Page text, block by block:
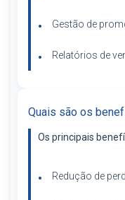
Gestão de
Relatórios de
Quais são os
Os principais
Redução de